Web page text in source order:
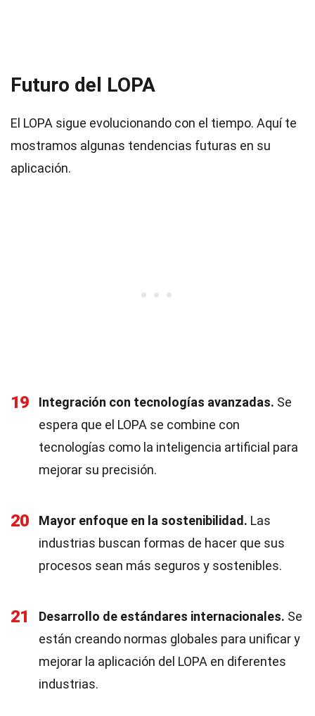
Futuro del LOPA
El LOPA sigue evolucionando con el tiempo. Aquí te
mostramos algunas tendencias futuras en su
aplicación.
19 Integración con tecnologías avanzadas. Se
espera que el LOPA se combine con
tecnologías como la inteligencia artificial para
mejorar su precisión.
20 Mayor enfoque en la sostenibilidad. Las
industrias buscan formas de hacer que sus
procesos sean más seguros y sostenibles.
21 Desarrollo de estándares internacionales. Se
están creando normas globales para unificar y
mejorar la aplicación del LOPA en diferentes
industrias.